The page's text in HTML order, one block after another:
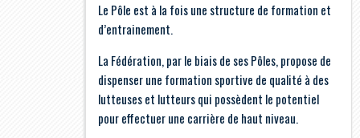
Le Pôle est à la fois une structure de formation et
d’entrainement.
La Fédération, par le biais de ses Pôles, propose de
dispenser une formation sportive de qualité à des
lutteuses et lutteurs qui possèdent le potentiel
pour effectuer une carrière de haut niveau.